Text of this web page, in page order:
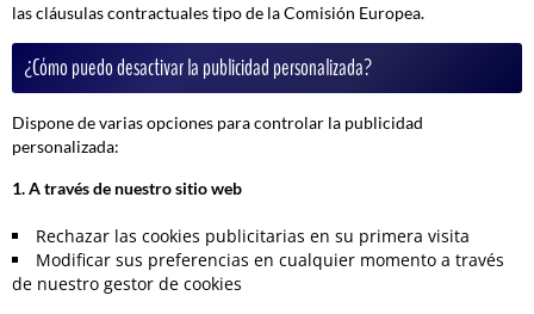
las cláusulas contractuales tipo de la Comisión Europea.
¿Cómo puedo desactivar la publicidad personalizada?
Dispone de varias opciones para controlar la publicidad
personalizada:
1. A través de nuestro sitio web
Rechazar las cookies publicitarias en su primera visita
Modificar sus preferencias en cualquier momento a través
de nuestro gestor de cookies